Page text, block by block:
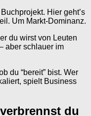
Hier geht’s
Um Markt-Dominanz.
du wirst von Leuten
aber schlauer im
du “bereit” bist. Wer
spielt Business
du